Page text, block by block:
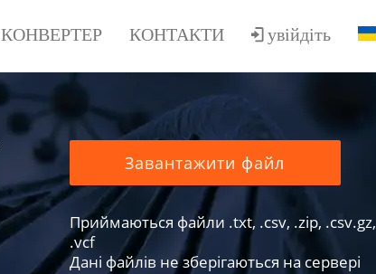
КОНВЕРТЕР КОНТАКТИ увійдіть
Завантажити файл
Приймаються файли .txt, .csv, .zip, .csv.gz,
.vcf
Дані файлів не зберігаються на сервері